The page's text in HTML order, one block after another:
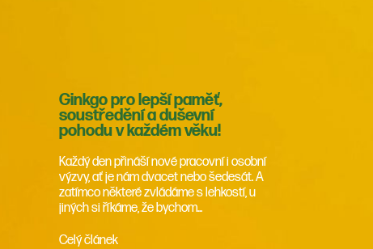
Ginkgo pro lepší paměť,
soustředění a duševní
pohodu v každém věku!
Každý den přináší nové pracovní i osobní
výzvy, ať je nám dvacet nebo šedesát. A
zatímco některé zvládáme s lehkostí, u
jiných si říkáme, že bychom...
Celý článek